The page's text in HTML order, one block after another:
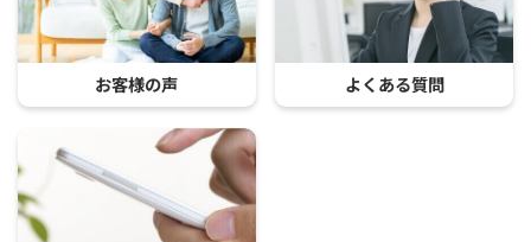
お客様の声 よくある質問